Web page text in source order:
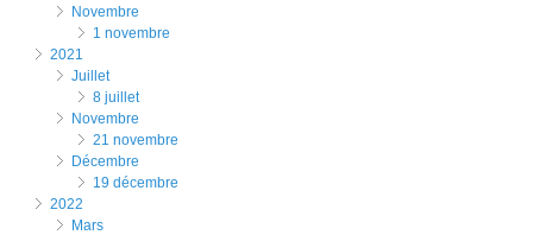
novembre
1 novembre
2021
juillet
8 juillet
novembre
21 novembre
décembre
19 décembre
2022
mars